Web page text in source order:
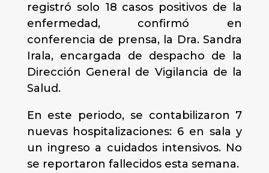
registró solo 18 casos positivos de la
enfermedad, confirmó en
conferencia de prensa, la Dra. Sandra
Irala, encargada de despacho de la
Dirección General de Vigilancia de la
Salud.
En este periodo, se contabilizaron 7
nuevas hospitalizaciones: 6 en sala y
un ingreso a cuidados intensivos. No
se reportaron fallecidos esta semana.